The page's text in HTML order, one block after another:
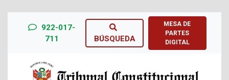
922-017-
711
BÚSQUEDA
MESA DE
PARTES
DIGITAL